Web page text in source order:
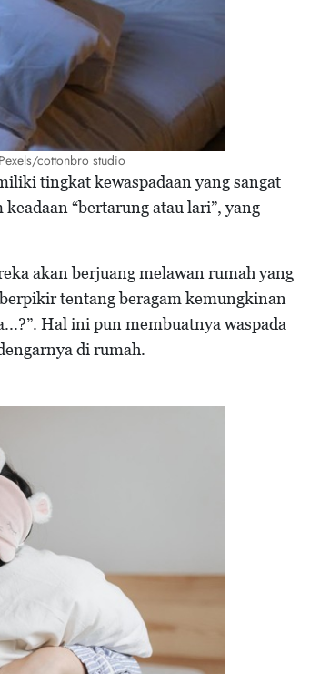
cottonbro studio
tingkat kewaspadaan yang sangat
“bertarung atau lari”, yang
akan berjuang melawan rumah yang
tentang beragam kemungkinan
Hal ini pun membuatnya waspada
di rumah.